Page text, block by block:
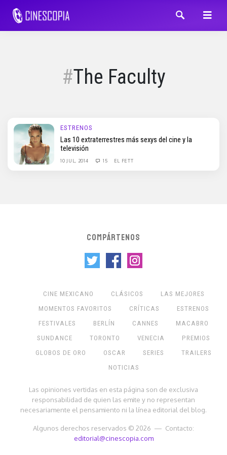
The Faculty
ESTRENOS
Las 10 extraterrestres más sexys del cine y la
televisión
10 JUL, 2014 15 EL FETT
COMPÁRTENOS
CINE MEXICANO CLÁSICOS
LAS MEJORES
MOMENTOS FAVORITOS
CRÍTICAS
ESTRENOS
FESTIVALES
BERLÍN CANNES
MACABRO
SUNDANCE
TORONTO VENECIA
PREMIOS
GLOBOS DE ORO
OSCAR SERIES
TRAILERS
NOTICIAS
Las opiniones vertidas en esta página son de exclusiva
responsabilidad de quien las emite y no representan
necesariamente el pensamiento ni la línea editorial del blog.
Algunos derechos reservados © 2026 — Contacto:
editorial@cinescopia.com